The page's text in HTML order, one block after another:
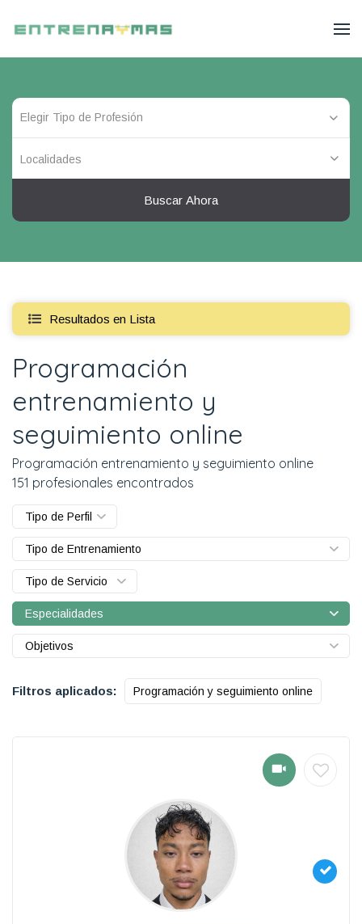
Localidades
Buscar Ahora
Resultados en Lista
Programación
entrenamiento y
seguimiento online
Programación entrenamiento y seguimiento online
151 profesionales encontrados
Tipo de Perfil
Tipo de Entrenamiento
Tipo de Servicio
Especialidades
Objetivos
Filtros aplicados: Programación y seguimiento online